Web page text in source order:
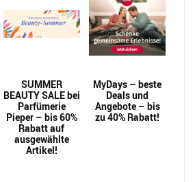
SUMMER
BEAUTY SALE bei
Parfümerie
Pieper – bis 60%
Rabatt auf
ausgewählte
Artikel!
MyDays – beste
Deals und
Angebote – bis
zu 40% Rabatt!